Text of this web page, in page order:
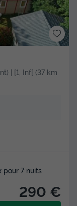
| [1, Inf[ (37 km
pour 7 nuits
290 €